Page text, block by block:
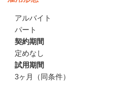
アルバイト
パート
契約期間
定めなし
試用期間
3ヶ月（同条件）